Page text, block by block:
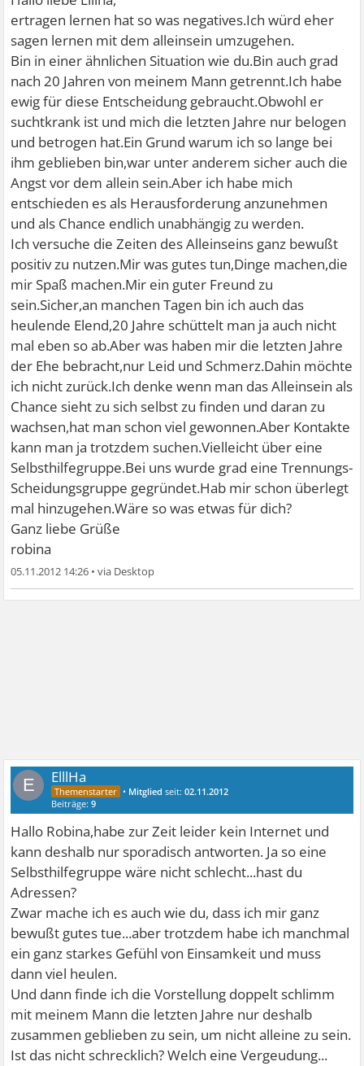
ertragen lernen hat so was negatives.Ich würd eher
sagen lernen mit dem alleinsein umzugehen.
Bin in einer ähnlichen Situation wie du.Bin auch grad
nach 20 Jahren von meinem Mann getrennt.Ich habe
ewig für diese Entscheidung gebraucht.Obwohl er
suchtkrank ist und mich die letzten Jahre nur belogen
und betrogen hat.Ein Grund warum ich so lange bei
ihm geblieben bin,war unter anderem sicher auch die
Angst vor dem allein sein.Aber ich habe mich
entschieden es als Herausforderung anzunehmen
und als Chance endlich unabhängig zu werden.
Ich versuche die Zeiten des Alleinseins ganz bewußt
positiv zu nutzen.Mir was gutes tun,Dinge machen,die
mir Spaß machen.Mir ein guter Freund zu
sein.Sicher,an manchen Tagen bin ich auch das
heulende Elend,20 Jahre schüttelt man ja auch nicht
mal eben so ab.Aber was haben mir die letzten Jahre
der Ehe bebracht,nur Leid und Schmerz.Dahin möchte
ich nicht zurück.Ich denke wenn man das Alleinsein als
Chance sieht zu sich selbst zu finden und daran zu
wachsen,hat man schon viel gewonnen.Aber Kontakte
kann man ja trotzdem suchen.Vielleicht über eine
Selbsthilfegruppe.Bei uns wurde grad eine Trennungs-
Scheidungsgruppe gegründet.Hab mir schon überlegt
mal hinzugehen.Wäre so was etwas für dich?
Ganz liebe Grüße
robina
05.11.2012 14:26 •
E ElllHa
• Mitglied seit:02.11.2012
Beiträge:9
Hallo Robina,habe zur Zeit leider kein Internet und
kann deshalb nur sporadisch antworten. Ja so eine
Selbsthilfegruppe wäre nicht schlecht...hast du
Adressen?
Zwar mache ich es auch wie du, dass ich mir ganz
bewußt gutes tue...aber trotzdem habe ich manchmal
ein ganz starkes Gefühl von Einsamkeit und muss
dann viel heulen.
Und dann finde ich die Vorstellung doppelt schlimm
mit meinem Mann die letzten Jahre nur deshalb
zusammen geblieben zu sein, um nicht alleine zu sein.
Ist das nicht schrecklich? Welch eine Vergeudung...